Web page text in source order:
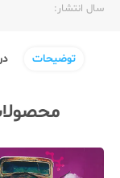
سال انتشار:‌
توضیحات